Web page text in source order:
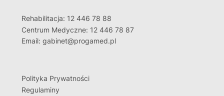
Rehabilitacja: 12 446 78 88
Centrum Medyczne: 12 446 78 87
Email: gabinet@progamed.pl
Polityka Prywatności
Regulaminy